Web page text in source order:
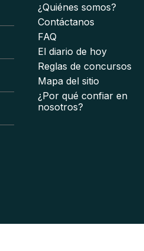
¿Quiénes somos?
Contáctanos
FAQ
El diario de hoy
Reglas de concursos
Mapa del sitio
¿Por qué confiar en
nosotros?